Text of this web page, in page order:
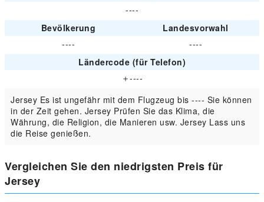
----
Bevölkerung
Landesvorwahl
----
----
Ländercode (für Telefon)
＋----
Jersey Es ist ungefähr mit dem Flugzeug bis ---- Sie können
in der Zeit gehen. Jersey Prüfen Sie das Klima, die
Währung, die Religion, die Manieren usw. Jersey Lass uns
die Reise genießen.
Vergleichen Sie den niedrigsten Preis für
Jersey